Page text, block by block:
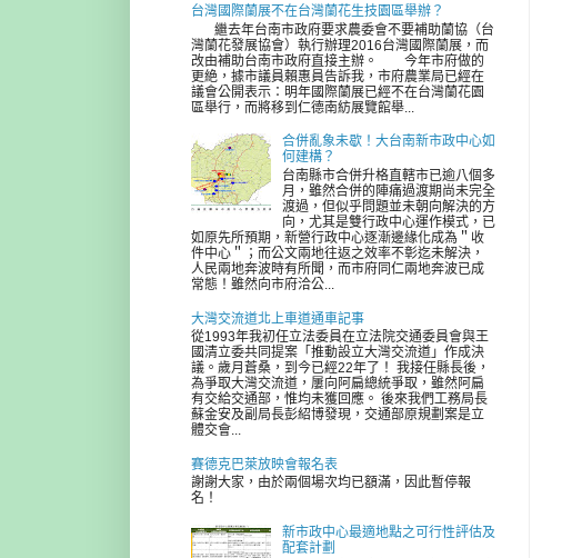
台灣國際蘭展不在台灣蘭花生技園區舉辦？
繼去年台南市政府要求農委會不要補助蘭協（台
灣蘭花發展協會）執行辦理2016台灣國際蘭展，而
改由補助台南市政府直接主辦。 今年市府做的
更絶，據市議員賴惠員告訴我，市府農業局已經在
議會公開表示：明年國際蘭展已經不在台灣蘭花園
區舉行，而將移到仁德南紡展覽館舉...
合併亂象未歇！大台南新市政中心如
何建構？
台南縣市合併升格直轄市已逾八個多
月，雖然合併的陣痛過渡期尚未完全
渡過，但似乎問題並未朝向解決的方
向，尤其是雙行政中心運作模式，已
如原先所預期，新營行政中心逐漸邊緣化成為＂收
件中心＂；而公文兩地往返之效率不彰迄未解決，
人民兩地奔波時有所聞，而市府同仁兩地奔波已成
常態！雖然向市府洽公...
大灣交流道北上車道通車記事
從1993年我初任立法委員在立法院交通委員會與王
國清立委共同提案「推動設立大灣交流道」作成決
議。歲月蒼桑，到今已經22年了！ 我接任縣長後，
為爭取大灣交流道，屢向阿扁總統爭取，雖然阿扁
有交給交通部，惟均未獲回應。 後來我們工務局長
蘇金安及副局長彭紹博發現，交通部原規劃案是立
體交會...
賽德克巴萊放映會報名表
謝謝大家，由於兩個場次均已額滿，因此暫停報
名！
新市政中心最適地點之可行性評估及
配套計劃